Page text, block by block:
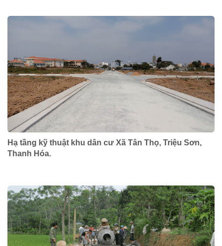
Hạ tầng kỹ thuật khu dân cư Xã Tân Thọ, Triệu Sơn,
Thanh Hóa.